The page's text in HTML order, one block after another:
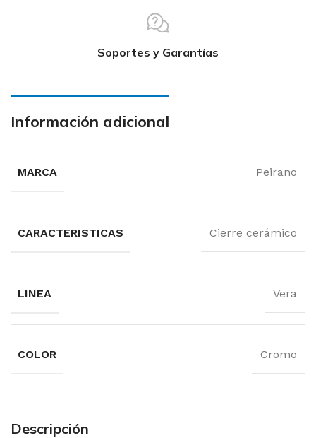
Soportes y Garantías
Información adicional
MARCA Peirano
CARACTERISTICAS Cierre cerámico
LINEA Vera
COLOR Cromo
Descripción